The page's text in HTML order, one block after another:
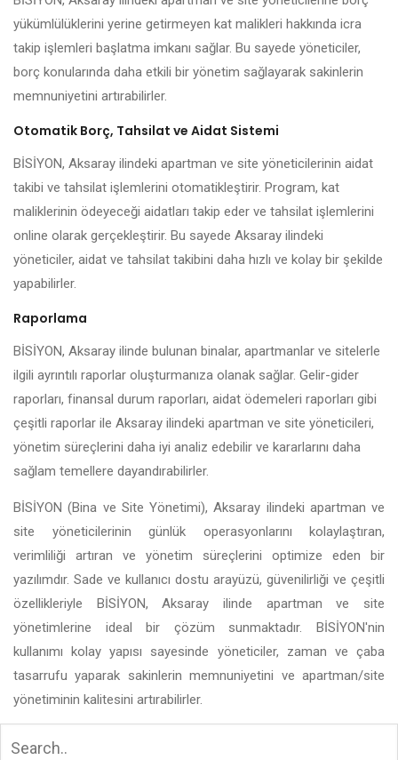
yükümlülüklerini yerine getirmeyen kat malikleri hakkında icra
takip işlemleri başlatma imkanı sağlar. Bu sayede yöneticiler,
borç konularında daha etkili bir yönetim sağlayarak sakinlerin
memnuniyetini artırabilirler.
Otomatik Borç, Tahsilat ve Aidat Sistemi
BİSİYON, Aksaray ilindeki apartman ve site yöneticilerinin aidat
takibi ve tahsilat işlemlerini otomatikleştirir. Program, kat
maliklerinin ödeyeceği aidatları takip eder ve tahsilat işlemlerini
online olarak gerçekleştirir. Bu sayede Aksaray ilindeki
yöneticiler, aidat ve tahsilat takibini daha hızlı ve kolay bir şekilde
yapabilirler.
Raporlama
BİSİYON, Aksaray ilinde bulunan binalar, apartmanlar ve sitelerle
ilgili ayrıntılı raporlar oluşturmanıza olanak sağlar. Gelir-gider
raporları, finansal durum raporları, aidat ödemeleri raporları gibi
çeşitli raporlar ile Aksaray ilindeki apartman ve site yöneticileri,
yönetim süreçlerini daha iyi analiz edebilir ve kararlarını daha
sağlam temellere dayandırabilirler.
BİSİYON (Bina ve Site Yönetimi), Aksaray ilindeki apartman ve
site yöneticilerinin günlük operasyonlarını kolaylaştıran,
verimliliği artıran ve yönetim süreçlerini optimize eden bir
yazılımdır. Sade ve kullanıcı dostu arayüzü, güvenilirliği ve çeşitli
özellikleriyle BİSİYON, Aksaray ilinde apartman ve site
yönetimlerine ideal bir çözüm sunmaktadır. BİSİYON'nin
kullanımı kolay yapısı sayesinde yöneticiler, zaman ve çaba
tasarrufu yaparak sakinlerin memnuniyetini ve apartman/site
yönetiminin kalitesini artırabilirler.